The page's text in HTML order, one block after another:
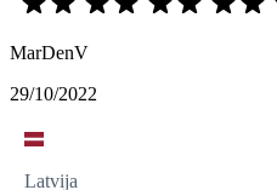
MarDenV
29/10/2022
Latvija